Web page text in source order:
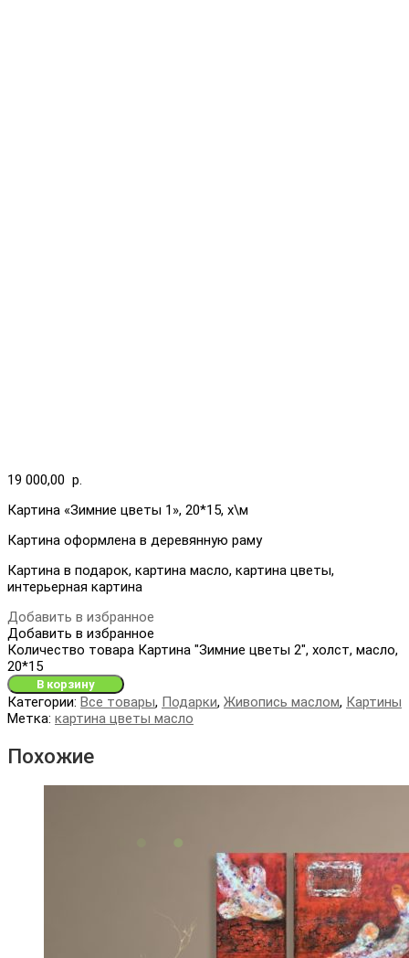
19 000,00 р.
Картина «Зимние цветы 1», 20*15, х\м
Картина оформлена в деревянную раму
Картина в подарок, картина масло, картина цветы,
интерьерная картина
Добавить в избранное
Добавить в избранное
Количество товара Картина "Зимние цветы 2", холст, масло,
20*15
В корзину
Категории: Все товары, Подарки, Живопись маслом, Картины
Метка: картина цветы масло
Похожие